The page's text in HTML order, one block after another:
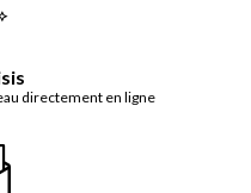
directement en ligne